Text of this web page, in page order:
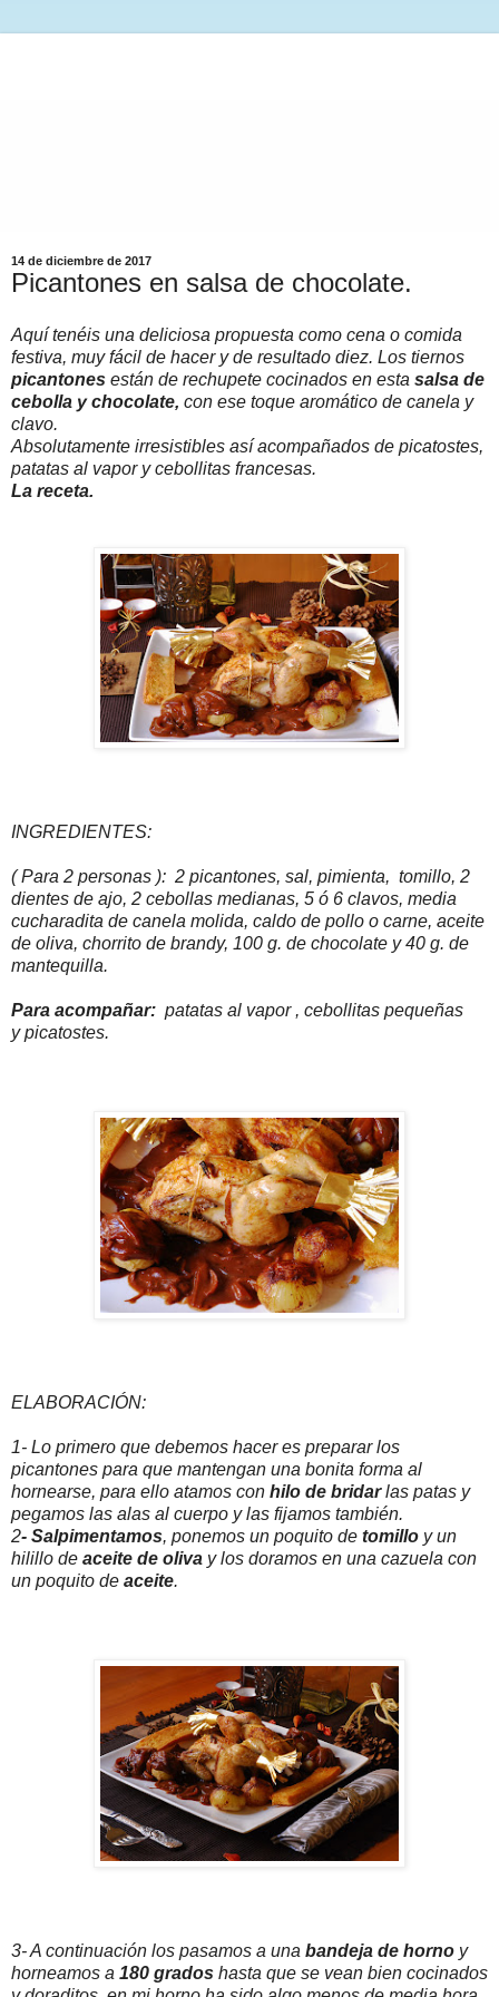
14 de diciembre de 2017
Picantones en salsa de chocolate.
Aquí tenéis una deliciosa propuesta como cena o comida
festiva, muy fácil de hacer y de resultado diez. Los tiernos
picantones están de rechupete cocinados en esta salsa de
cebolla y chocolate, con ese toque aromático de canela y
clavo.
Absolutamente irresistibles así acompañados de picatostes,
patatas al vapor y cebollitas francesas.
La receta.
INGREDIENTES:
( Para 2 personas ): 2 picantones, sal, pimienta, tomillo, 2
dientes de ajo, 2 cebollas medianas, 5 ó 6 clavos, media
cucharadita de canela molida, caldo de pollo o carne, aceite
de oliva, chorrito de brandy, 100 g. de chocolate y 40 g. de
mantequilla.
Para acompañar: patatas al vapor , cebollitas pequeñas
y picatostes.
ELABORACIÓN:
1- Lo primero que debemos hacer es preparar los
picantones para que mantengan una bonita forma al
hornearse, para ello atamos con hilo de bridarlas patas y
pegamos las alas al cuerpo y las fijamos también.
2- Salpimentamos, ponemos un poquito de tomillo y un
hilillo de aceite de oliva y los doramos en una cazuela con
un poquito de aceite.
3- A continuación los pasamos a una bandeja de horno y
horneamos a 180 grados hasta que se vean bien cocinados